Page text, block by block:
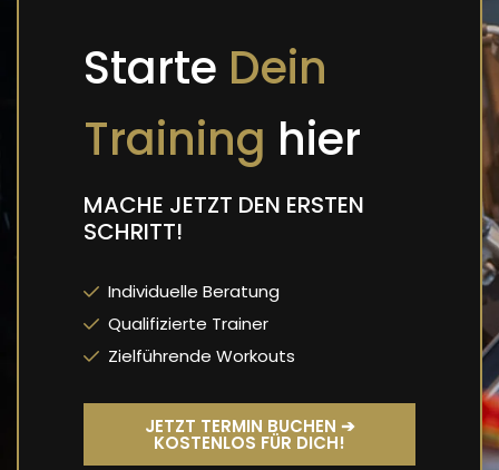
Starte Dein
Training hier
MACHE JETZT DEN ERSTEN
SCHRITT!
Individuelle Beratung
Qualifizierte Trainer
Zielführende Workouts
JETZT TERMIN BUCHEN ➔
KOSTENLOS FÜR DICH!